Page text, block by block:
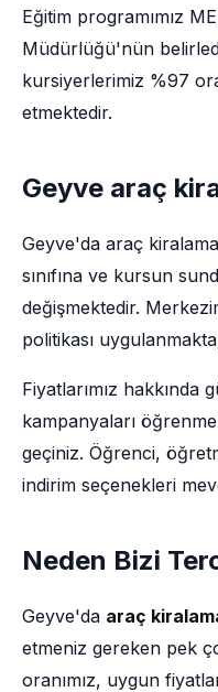
Eğitim programımız
Müdürlüğü'nün
kursiyerlerimiz %97
etmektedir.
Geyve araç
Geyve'da araç
sınıfına ve kursun
değişmektedir.
politikası
Fiyatlarımız hakkında
kampanyaları
geçiniz. Öğrenci,
indirim seçenekleri
Neden Bizi
Geyve'da araç
etmeniz gereken pek
oranımız, uygun